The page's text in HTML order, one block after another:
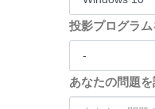
投影プログラム
あなたの問題